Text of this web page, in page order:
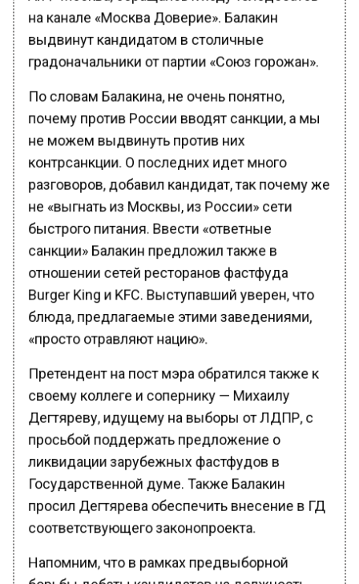
на канале «Москва Доверие». Балакин
градоначальники от партии «Союз горожан».
По словам Балакина, не очень понятно,
почему против России вводят санкции, а мы
не можем выдвинуть против них
контрсанкции. О последних идет много
разговоров, добавил кандидат, так почему же
не «выгнать из Москвы, из России» сети
быстрого питания. Ввести «ответные
санкции» Балакин предложил также в
отношении сетей ресторанов фастфуда
Burger King и KFC. Выступавший уверен, что
блюда, предлагаемые этими заведениями,
«просто отравляют нацию».
Претендент на пост мэра обратился также к
своему коллеге и сопернику — Михаилу
Дегтяреву, идущему на выборы от ЛДПР, с
просьбой поддержать предложение о
ликвидации зарубежных фастфудов в
Государственной думе. Также Балакин
просил Дегтярева обеспечить внесение в ГД
соответствующего законопроекта.
Напомним, что в рамках предвыборной